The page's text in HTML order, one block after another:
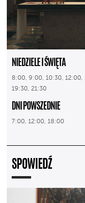
NIEDZIELE I ŚWIĘTA
8:00, 9:00, 10:30, 12:00,
19:30, 21:30
DNI POWSZEDNIE
7:00, 12:00, 18:00
SPOWIEDŹ